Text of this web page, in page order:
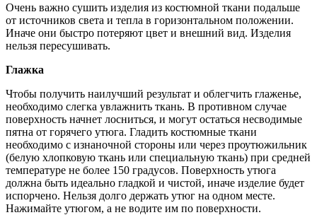
Очень важно сушить изделия из костюмной ткани подальше
от источников света и тепла в горизонтальном положении.
Иначе они быстро потеряют цвет и внешний вид. Изделия
нельзя пересушивать.
Глажка
Чтобы получить наилучший результат и облегчить глаженье,
необходимо слегка увлажнить ткань. В противном случае
поверхность начнет лосниться, и могут остаться несводимые
пятна от горячего утюга. Гладить костюмные ткани
необходимо с изнаночной стороны или через проутюжильник
(белую хлопковую ткань или специальную ткань) при средней
температуре не более 150 градусов. Поверхность утюга
должна быть идеально гладкой и чистой, иначе изделие будет
испорчено. Нельзя долго держать утюг на одном месте.
Нажимайте утюгом, а не водите им по поверхности.